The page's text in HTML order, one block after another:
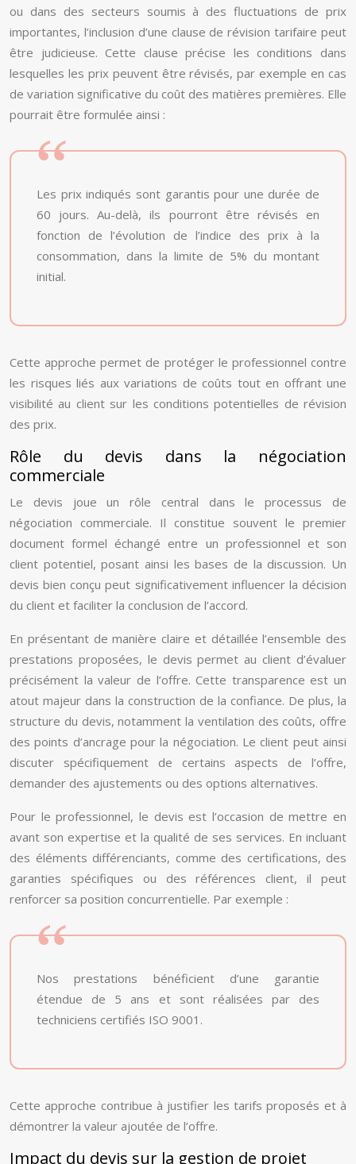
ou dans des secteurs soumis à des fluctuations de prix
importantes, l’inclusion d’une clause de révision tarifaire peut
être judicieuse. Cette clause précise les conditions dans
lesquelles les prix peuvent être révisés, par exemple en cas
de variation significative du coût des matières premières. Elle
pourrait être formulée ainsi :
Les prix indiqués sont garantis pour une durée de
60 jours. Au-delà, ils pourront être révisés en
fonction de l’évolution de l’indice des prix à la
consommation, dans la limite de 5% du montant
initial.
Cette approche permet de protéger le professionnel contre
les risques liés aux variations de coûts tout en offrant une
visibilité au client sur les conditions potentielles de révision
des prix.
Rôle du devis dans la négociation
commerciale
Le devis joue un rôle central dans le processus de
négociation commerciale. Il constitue souvent le premier
document formel échangé entre un professionnel et son
client potentiel, posant ainsi les bases de la discussion. Un
devis bien conçu peut significativement influencer la décision
du client et faciliter la conclusion de l’accord.
En présentant de manière claire et détaillée l’ensemble des
prestations proposées, le devis permet au client d’évaluer
précisément la valeur de l’offre. Cette transparence est un
atout majeur dans la construction de la confiance. De plus, la
structure du devis, notamment la ventilation des coûts, offre
des points d’ancrage pour la négociation. Le client peut ainsi
discuter spécifiquement de certains aspects de l’offre,
demander des ajustements ou des options alternatives.
Pour le professionnel, le devis est l’occasion de mettre en
avant son expertise et la qualité de ses services. En incluant
des éléments différenciants, comme des certifications, des
garanties spécifiques ou des références client, il peut
renforcer sa position concurrentielle. Par exemple :
Nos prestations bénéficient d’une garantie
étendue de 5 ans et sont réalisées par des
techniciens certifiés ISO 9001.
Cette approche contribue à justifier les tarifs proposés et à
démontrer la valeur ajoutée de l’offre.
Impact du devis sur la gestion de projet